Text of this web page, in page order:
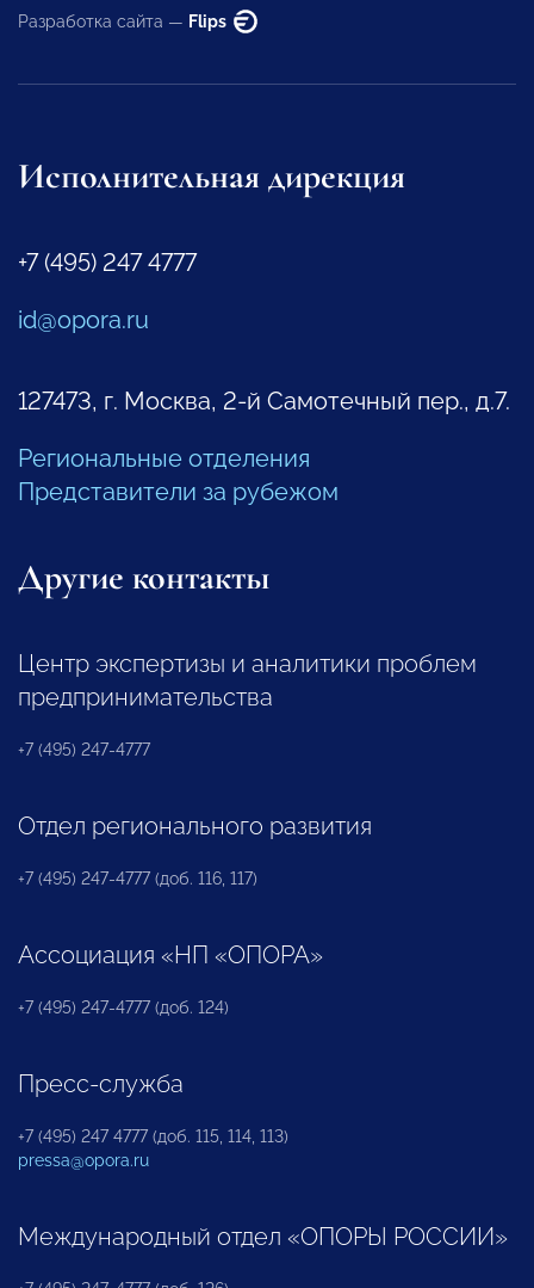
Разработка сайта — Flips
Исполнительная дирекция
+7 (495) 247 4777
id@opora.ru
127473, г. Москва, 2-й Самотечный пер., д.7.
Региональные отделения
Представители за рубежом
Другие контакты
Центр экспертизы и аналитики проблем
предпринимательства
+7 (495) 247-4777
Отдел регионального развития
+7 (495) 247-4777 (доб. 116, 117)
Ассоциация «НП «ОПОРА»
+7 (495) 247-4777 (доб. 124)
Пресс-служба
+7 (495) 247 4777 (доб. 115, 114, 113)
pressa@opora.ru
Международный отдел «ОПОРЫ РОССИИ»